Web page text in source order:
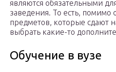
являются обязательными
заведения. То есть, помимо
предметов, которые сдают
выбрать какие-то
Обучение в вузе